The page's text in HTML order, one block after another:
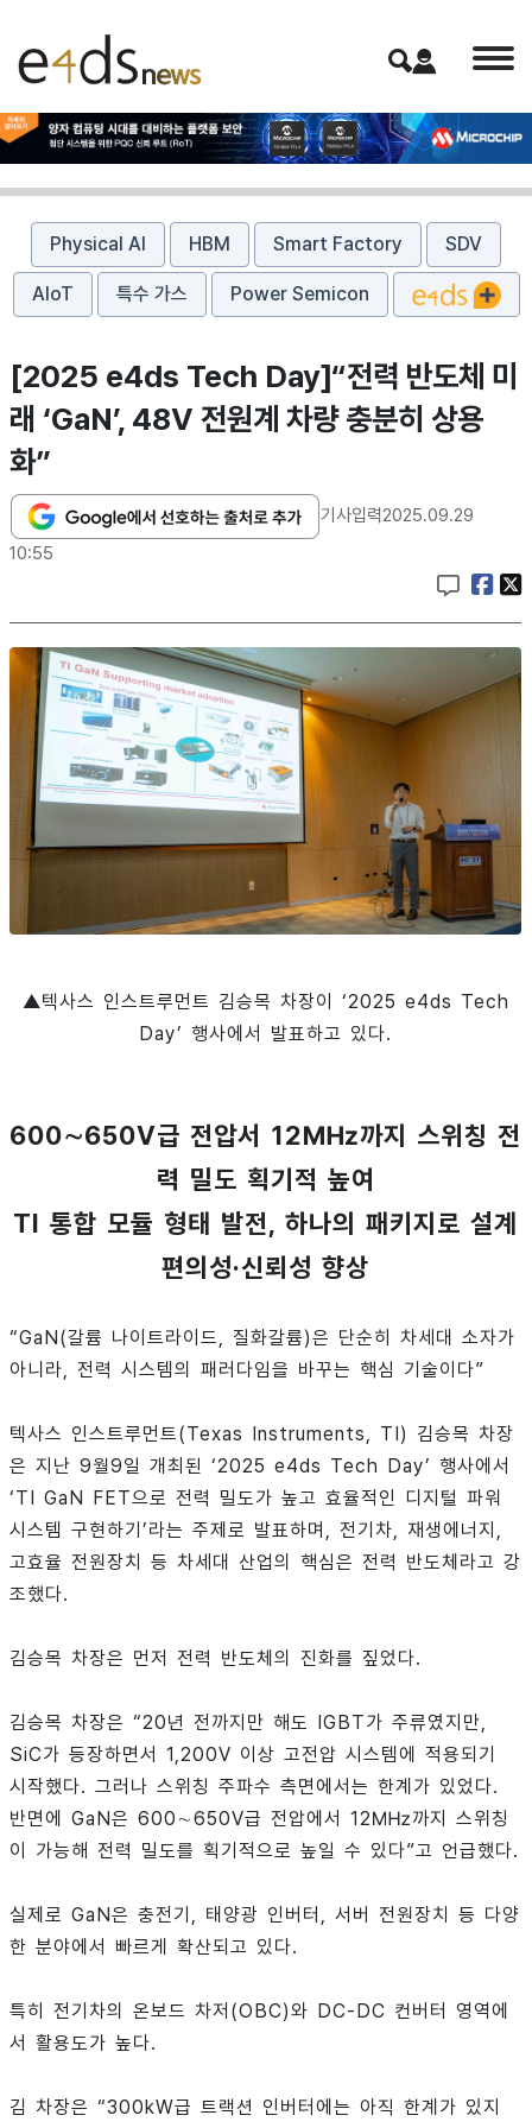
Physical AI HBM Smart Factory SDV
AIoT 특수 가스 Power Semicon
[2025 e4ds Tech Day]“전력 반도체 미
래 ‘GaN’, 48V 전원계 차량 충분히 상용
화”
기사입력2025.09.29
10:55
▲텍사스 인스트루먼트 김승목 차장이 ‘2025 e4ds Tech
Day’ 행사에서 발표하고 있다.
600∼650V급 전압서 12㎒까지 스위칭 전
력 밀도 획기적 높여
TI 통합 모듈 형태 발전, 하나의 패키지로 설계
편의성·신뢰성 향상
“GaN(갈륨 나이트라이드, 질화갈륨)은 단순히 차세대 소자가
아니라, 전력 시스템의 패러다임을 바꾸는 핵심 기술이다”
텍사스 인스트루먼트(Texas Instruments, TI) 김승목 차장
은 지난 9월9일 개최된 ‘2025 e4ds Tech Day’ 행사에서
‘TI GaN FET으로 전력 밀도가 높고 효율적인 디지털 파워
시스템 구현하기’라는 주제로 발표하며, 전기차, 재생에너지,
고효율 전원장치 등 차세대 산업의 핵심은 전력 반도체라고 강
조했다.
김승목 차장은 먼저 전력 반도체의 진화를 짚었다.
김승목 차장은 “20년 전까지만 해도 IGBT가 주류였지만,
SiC가 등장하면서 1,200V 이상 고전압 시스템에 적용되기
시작했다. 그러나 스위칭 주파수 측면에서는 한계가 있었다.
반면에 GaN은 600∼650V급 전압에서 12㎒까지 스위칭
이 가능해 전력 밀도를 획기적으로 높일 수 있다”고 언급했다.
실제로 GaN은 충전기, 태양광 인버터, 서버 전원장치 등 다양
한 분야에서 빠르게 확산되고 있다.
특히 전기차의 온보드 차저(OBC)와 DC-DC 컨버터 영역에
서 활용도가 높다.
김 차장은 “300kW급 트랙션 인버터에는 아직 한계가 있지